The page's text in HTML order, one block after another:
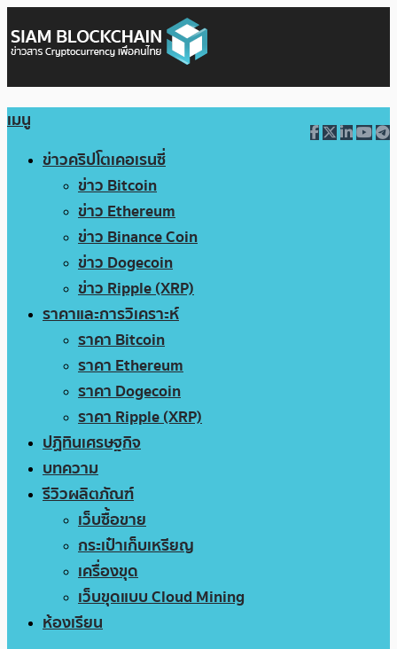
เมนู
ข่าวคริปโตเคอเรนซี่
ข่าว Bitcoin
ข่าว Ethereum
ข่าว Binance Coin
ข่าว Dogecoin
ข่าว Ripple (XRP)
ราคาและการวิเคราะห์
ราคา Bitcoin
ราคา Ethereum
ราคา Dogecoin
ราคา Ripple (XRP)
ปฏิทินเศรษฐกิจ
บทความ
รีวิวผลิตภัณฑ์
เว็บซื้อขาย
กระเป๋าเก็บเหรียญ
เครื่องขุด
เว็บขุดแบบ Cloud Mining
ห้องเรียน